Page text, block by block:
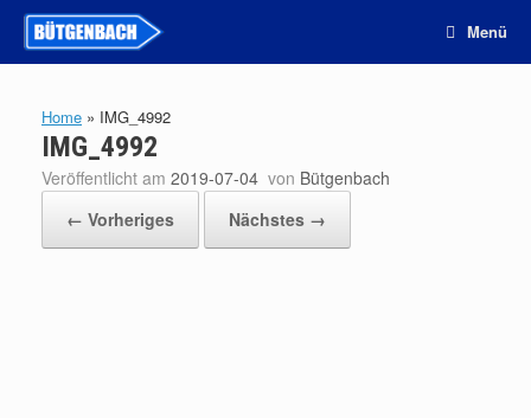
Zum
Inhalt
springen
Menü
Home » IMG_4992
IMG_4992
Veröffentlicht am 2019-07-04 von Bütgenbach
← Vorheriges
Nächstes →